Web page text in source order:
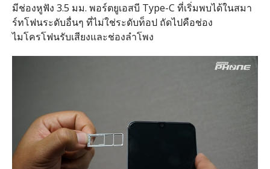
มีช่องหูฟัง 3.5 มม. พอร์ตยูเอสบี Type-C ที่เริ่มพบได้ในสมา
ร์ทโฟนระดับอื่นๆ ที่ไม่ใช่ระดับท็อป ถัดไปคือช่อง
ไมโครโฟนรับเสียงและช่องลำโพง